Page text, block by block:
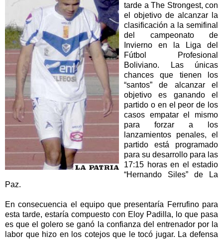
tarde a The Strongest, con
el objetivo de alcanzar la
clasificación a la semifinal
del campeonato de
Invierno en la Liga del
Fútbol Profesional
Boliviano. Las únicas
chances que tienen los
“santos” de alcanzar el
objetivo es ganando el
partido o en el peor de los
casos empatar el mismo
para forzar a los
lanzamientos penales, el
partido está programado
para su desarrollo para las
17:15 horas en el estadio
“Hernando Siles” de La
Paz.
En consecuencia el equipo que presentaría Ferrufino para
esta tarde, estaría compuesto con Eloy Padilla, lo que pasa
es que el golero se ganó la confianza del entrenador por la
labor que hizo en los cotejos que le tocó jugar. La defensa